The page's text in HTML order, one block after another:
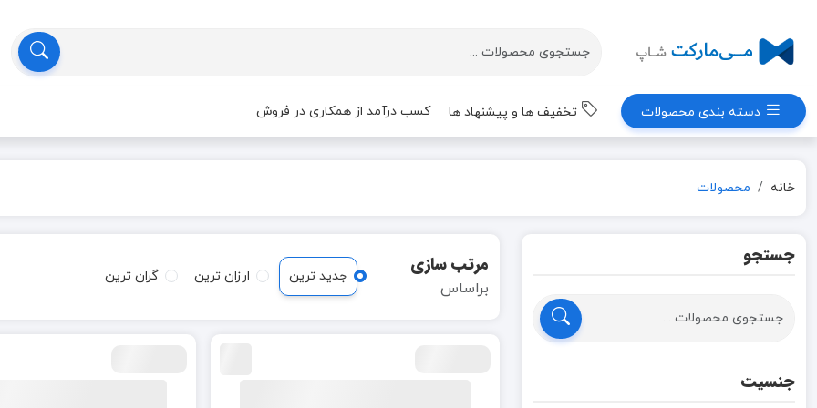
دسته بندی محصولات تخفیف ها و پیشنهاد ها کسب درآمد از همکاری در فروش
خانه محصولات
جستجو
جنسیت
مرتب سازی
براساس
جدید ترین ارزان ترین گران ترین